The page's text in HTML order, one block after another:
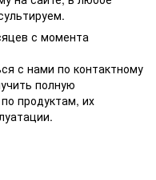
с момента
с нами по контактному
полную
продуктам, их